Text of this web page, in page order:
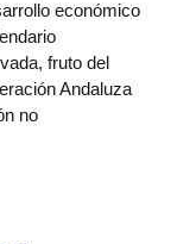
económico
fruto del
Andaluza
no